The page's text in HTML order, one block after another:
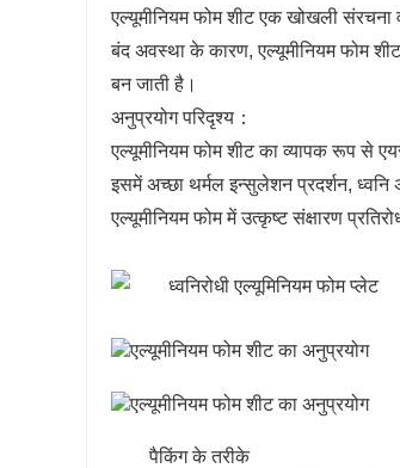
एल्यूमीनियम फोम शीट एक खोखली
बंद अवस्था के कारण, एल्यूमीनियम फोम
बन जाती है।
अनुप्रयोग परिदृश्य：
एल्यूमीनियम फोम शीट का व्यापक रूप से
इसमें अच्छा थर्मल इन्सुलेशन प्रदर्शन,
एल्यूमीनियम फोम में उत्कृष्ट संक्षारण
पैकिंग के तरीके